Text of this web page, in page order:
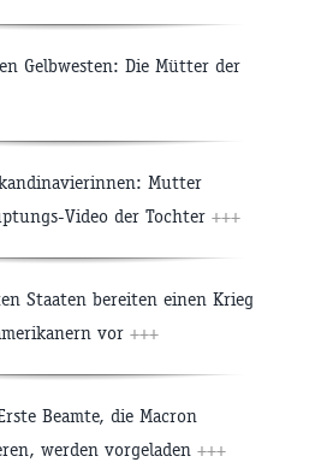
Gelbwesten: Die Mütter der
Mutter
Video der Tochter +++
Staaten bereiten einen Krieg
vor +++
Beamte, die Macron
werden vorgeladen +++